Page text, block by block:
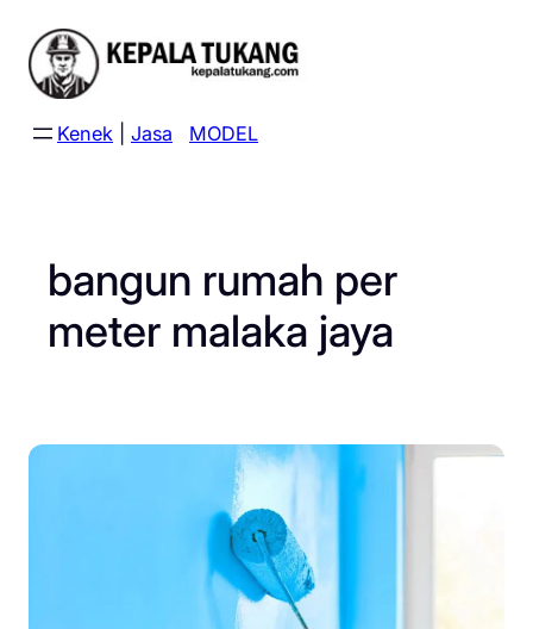
content
Kenek Jasa MODEL
bangun rumah per
meter malaka jaya